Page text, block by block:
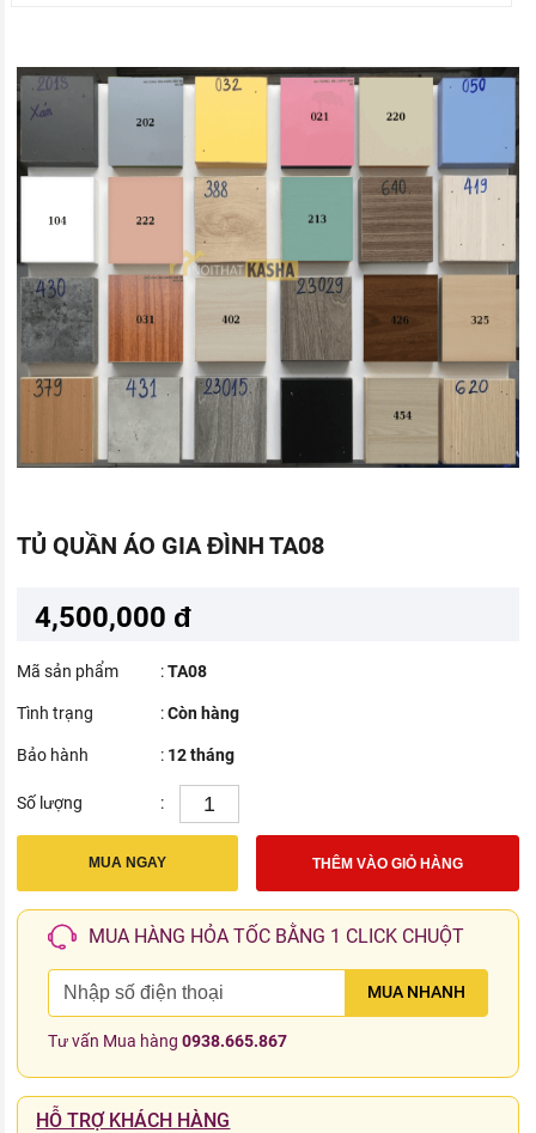
TỦ QUẦN ÁO GIA ĐÌNH TA08
4,500,000 đ
Mã sản phẩm :TA08
Tình trạng :Còn hàng
Bảo hành : 12 tháng
Số lượng :
MUA NGAY THÊM VÀO GIỎ HÀNG
MUA HÀNG HỎA TỐC BẰNG 1 CLICK CHUỘT
MUA NHANH
Tư vấn Mua hàng0938.665.867
HỖ TRỢ KHÁCH HÀNG